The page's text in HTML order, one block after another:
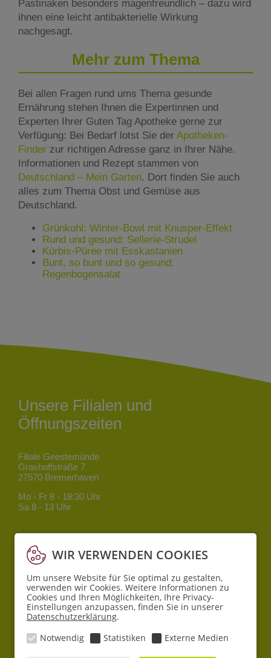
Pastinaken besonders magenfreundlich – dazu wird
ihnen eine leicht antibakterielle Wirkung
nachgesagt.
Mehr zum Thema
Bei allen Fragen rund ums Thema gesunde
Ernährung stehen Ihnen die Expertinnen und
Experten Ihrer Guten Tag Apotheke gerne zur
Verfügung: Bei Bedarf lotst Sie der Apotheken-
Finder zur richtigen Adresse ganz in Ihrer Nähe.
Informationen und Rezept stammen von
Deutschland – Mein Garten. Dort finden Sie auch
alles zum Thema Obst und Gemüse aus
Deutschland.
Grünkohl: Winter-Bowl mit Knusper-Effekt
Rund und gesund: Sellerie-Strudel
Kürbis-Püree mit Esskastanien
Bunt, so bunt und so gesund:
Regenbogensalat
Unsere Filialen und
Öffnungszeiten
Filiale Geestemünde
Grashoffstraße 7
27570 Bremerhaven
Mo - Fr 8 - 18:30 Uhr
Sa 8 - 13 Uhr
Bgm.-Smidt-Straße 34
27568 Bremerhaven
Mo - Fr8 - 18:30 Uhr
Sa10 - 16 Uhr
Filiale Lehe
27580 Bremerhaven
WIR VERWENDEN COOKIES
Um unsere Website für Sie optimal zu gestalten,
verwenden wir Cookies. Weitere Informationen zu
Cookies und Ihren Möglichkeiten, Ihre Privacy-
Einstellungen anzupassen, finden Sie in unserer
Datenschutzerklärung.
Notwendig
Statistiken Externe Medien